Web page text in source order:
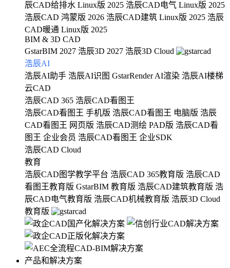
辰CAD给排水 Linux版 2025 浩辰CAD电气 Linux版 2025
浩辰CAD 鸿蒙版 2026 浩辰CAD建筑 Linux版 2025 浩辰
CAD暖通 Linux版 2025
BIM & 3D CAD
GstarBIM 2027 浩辰3D 2027 浩辰3D Cloud
浩辰AI
浩辰AI助手 浩辰AI识图 GstarRender AI渲染 浩辰AI楼梯
云CAD
浩辰CAD 365 浩辰CAD看图王
浩辰CAD看图王 手机版 浩辰CAD看图王 电脑版 浩辰
CAD看图王 网页版 浩辰CAD测绘 PAD版 浩辰CAD看
图王 企业会员 浩辰CAD看图王 企业SDK
浩辰CAD Cloud
教育
浩辰CAD图学教学平台 浩辰CAD 365教育版 浩辰CAD
看图王教育版 GstarBIM 教育版 浩辰CAD建筑教育版 浩
辰CAD电气教育版 浩辰CAD机械教育版 浩辰3D Cloud
教育版
产品和解决方案